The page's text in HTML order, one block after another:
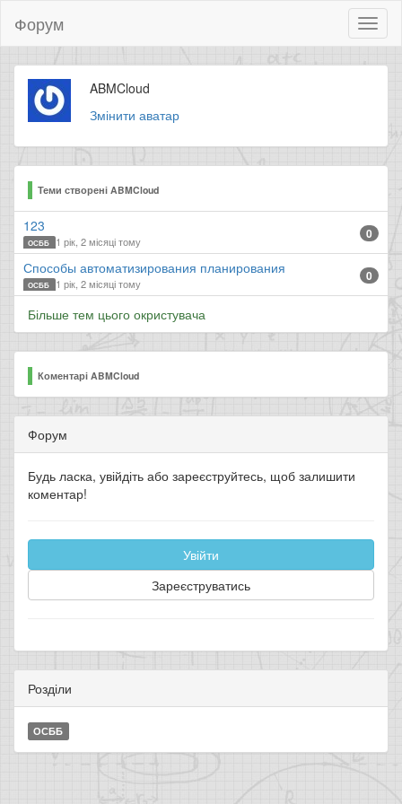
Форум
ABMCloud
Змінити аватар
Теми створені ABMCloud
123
ОСББ 1 рік, 2 місяці тому 0
Способы автоматизирования планирования
ОСББ 1 рік, 2 місяці тому 0
Більше тем цього окристувача
Коментарі ABMCloud
Форум
Будь ласка, увійдіть або зареєструйтесь, щоб залишити
коментар!
Увійти
Зареєструватись
Розділи
ОСББ